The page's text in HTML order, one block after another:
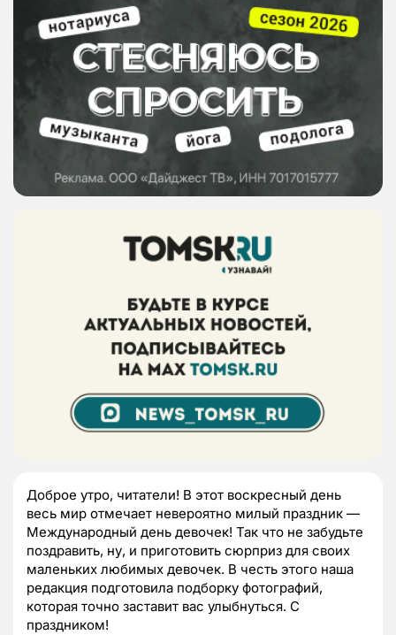
Доброе утро, читатели! В этот воскресный день
весь мир отмечает невероятно милый праздник —
Международный день девочек! Так что не забудьте
поздравить, ну, и приготовить сюрприз для своих
маленьких любимых девочек. В честь этого наша
редакция подготовила подборку фотографий,
которая точно заставит вас улыбнуться. С
праздником!